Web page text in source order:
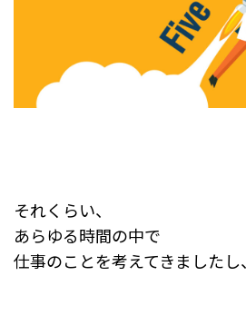
それくらい、
あらゆる時間の中で
仕事のことを考えてきましたし、